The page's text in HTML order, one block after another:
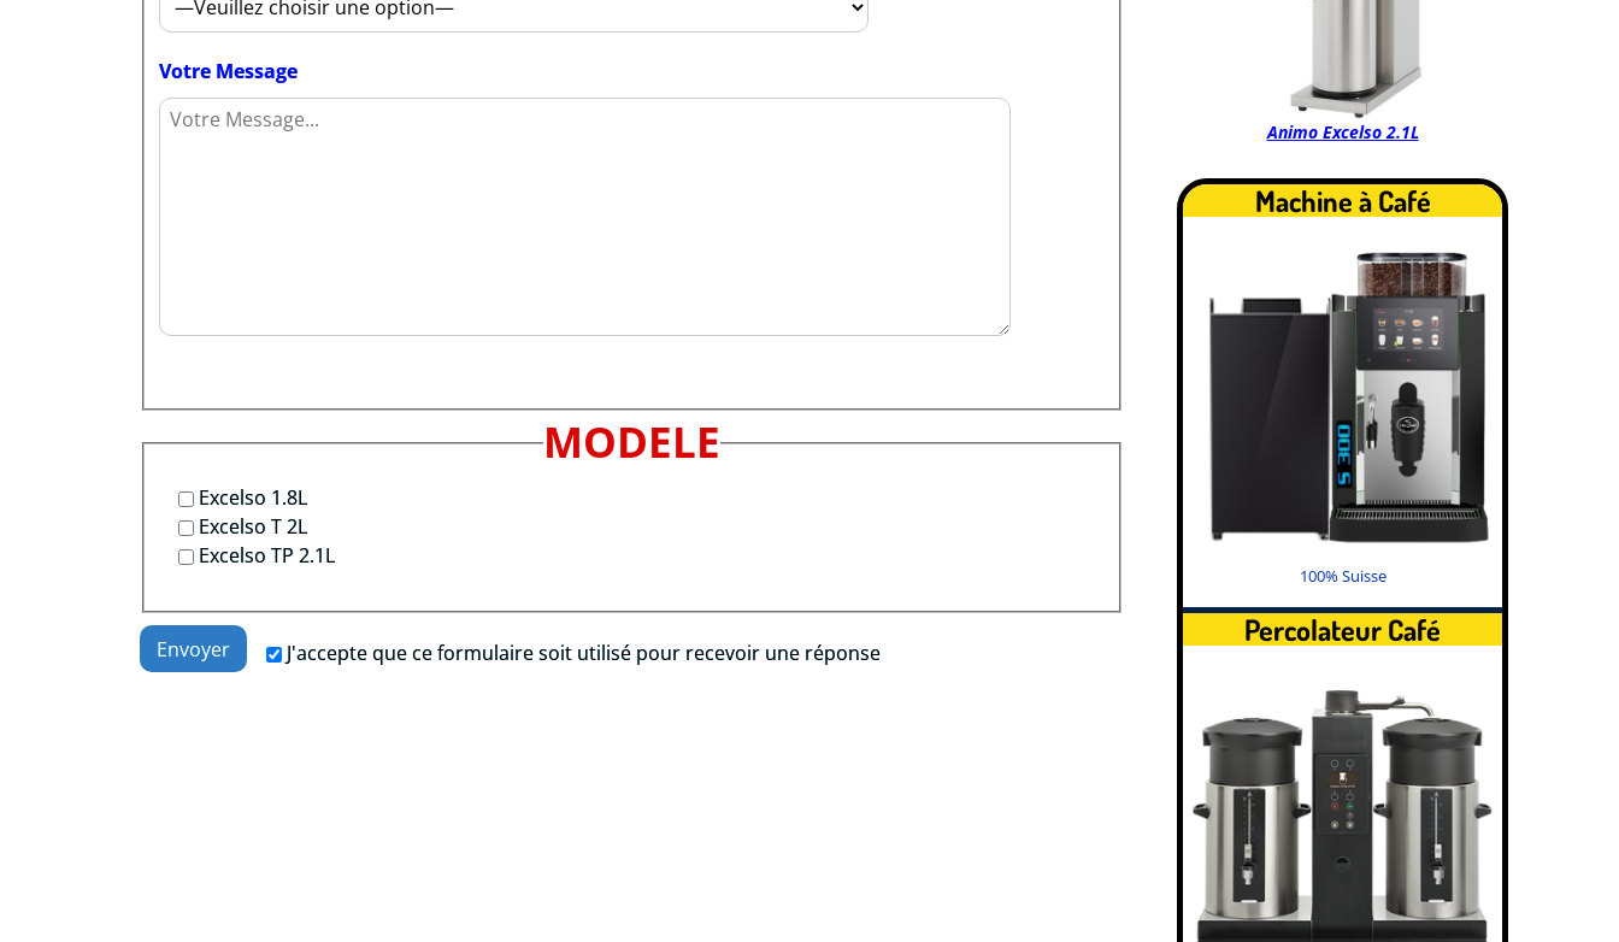
Votre Message
MODELE
Excelso 1.8L
Excelso T 2L
Excelso TP 2.1L
J'accepte que ce formulaire soit utilisé pour recevoir une réponse
Animo Excelso 2.1L
Machine à Café
100% Suisse
Percolateur Café